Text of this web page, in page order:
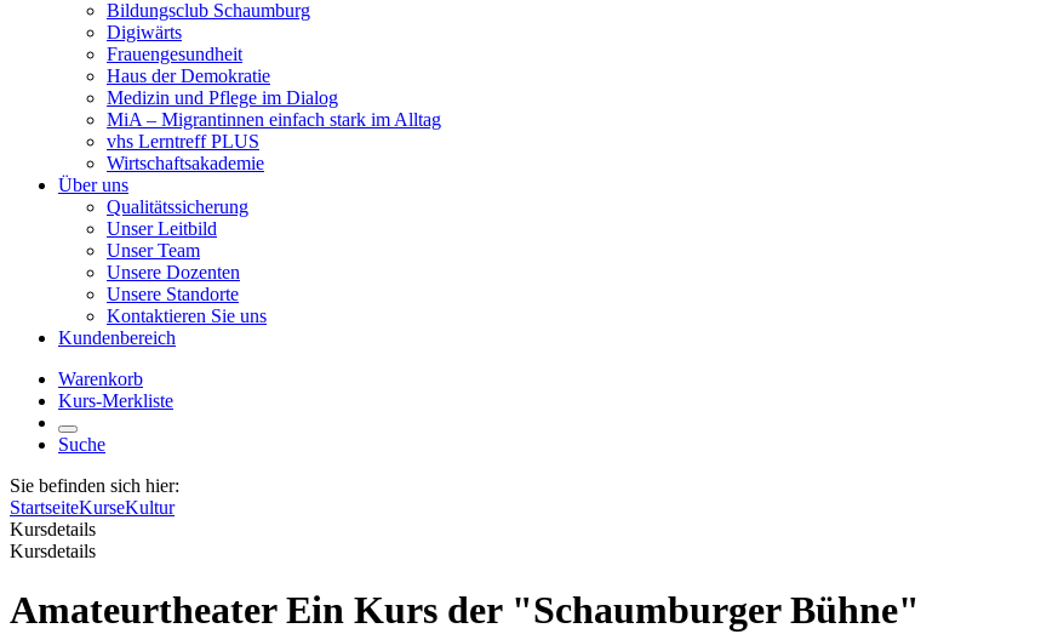
Bildungsclub Schaumburg
Digiwärts
Frauengesundheit
Haus der Demokratie
Medizin und Pflege im Dialog
MiA – Migrantinnen einfach stark im Alltag
vhs Lerntreff PLUS
Wirtschaftsakademie
Über uns
Qualitätssicherung
Unser Leitbild
Unser Team
Unsere Dozenten
Unsere Standorte
Kontaktieren Sie uns
Kundenbereich
Warenkorb
Kurs-Merkliste
Suche
Sie befinden sich hier:
StartseiteKurseKultur
Kursdetails
Kursdetails
Amateurtheater Ein Kurs der "Schaumburger Bühne"